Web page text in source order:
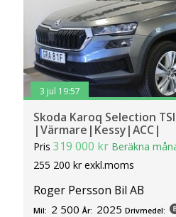
3 jul 19:57
Skoda Karoq Selection TSI
|Värmare|Kessy|ACC|
Pris319 000 kr Beräkna
255 200 kr exkl.moms
Roger Persson Bil AB
Mil: 2 500 År: 2025 Drivmedel: